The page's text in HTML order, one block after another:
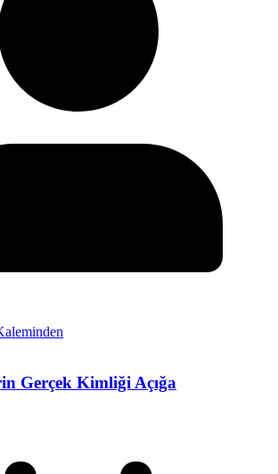
Gerçek Kimliği Açığa